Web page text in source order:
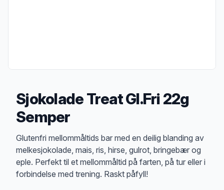
Sjokolade Treat Gl.Fri 22g
Semper
Produktbeskrivelse
Glutenfri mellommåltids bar med en deilig blanding av
melkesjokolade, mais, ris, hirse, gulrot, bringebær og
eple. Perfekt til et mellommåltid på farten, på tur eller i
forbindelse med trening. Raskt påfyll!